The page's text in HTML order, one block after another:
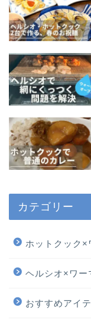
カテゴリー
ホットクック×
ヘルシオ×ワー
おすすめアイ